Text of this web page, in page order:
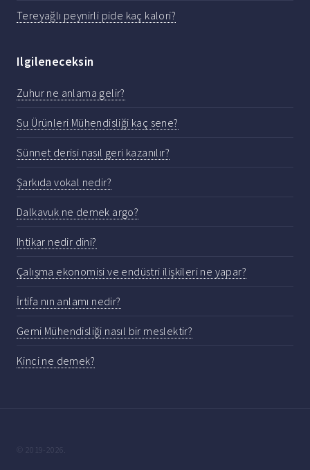
Tereyağlı peynirli pide kaç kalori?
Ilgileneceksin
Zuhur ne anlama gelir?
Su Ürünleri Mühendisliği kaç sene?
Sünnet derisi nasıl geri kazanılır?
Şarkıda vokal nedir?
Dalkavuk ne demek argo?
Ihtikar nedir dini?
Çalışma ekonomisi ve endüstri ilişkileri ne yapar?
İrtifa nın anlamı nedir?
Gemi Mühendisliği nasıl bir meslektir?
Kinci ne demek?
© 2019-2026.